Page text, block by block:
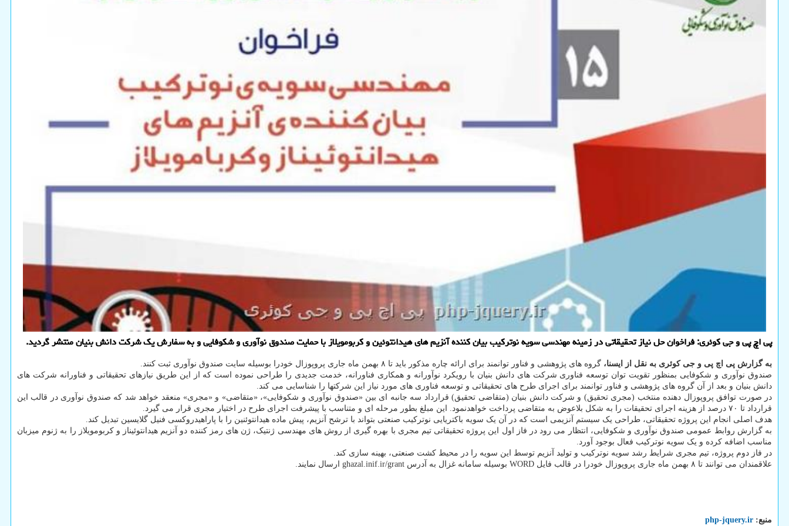
پی اچ پی و جی کوئری: فراخوان حل نیاز تحقیقاتی در زمینه مهندسی سویه نوترکیب بیان کننده آنزیم های هیدانتوئین و کربومویلاز با حمایت صندوق نوآوری و شکوفایی و به سفارش یک شرکت دانش بنیان منتشر گردید.
به گزارش پی اچ پی و جی کوئری به نقل از ایسنا، گروه های پژوهشی و فناور توانمند برای ارائه چاره مذکور باید تا ۸ بهمن ماه جاری پروپوزال خودرا بوسیله سایت صندوق نوآوری ثبت کنند.
صندوق نوآوری و شکوفایی بمنظور تقویت توان توسعه فناوری شرکت های دانش بنیان با رویکرد نوآورانه و همکاری فناورانه، خدمت جدیدی را طراحی نموده است که از این طریق نیازهای تحقیقاتی و فناورانه شرکت های
دانش بنیان و بعد از آن گروه های پژوهشی و فناور توانمند برای اجرای طرح های تحقیقاتی و توسعه فناوری های مورد نیاز این شرکتها را شناسایی می کند.
در صورت توافق پروپوزال دهنده منتخب (مجری تحقیق) و شرکت دانش بنیان (متقاضی تحقیق) قرارداد سه جانبه ای بین «صندوق نوآوری و شکوفایی»، «متقاضی» و «مجری» منعقد خواهد شد که صندوق نوآوری در قالب این
قرارداد تا ۷۰ درصد از هزینه اجرای تحقیقات را به شکل بلاعوض به متقاضی پرداخت خواهدنمود. این مبلغ بطور مرحله ای و متناسب با پیشرفت اجرای طرح در اختیار مجری قرار می گیرد.
هدف اصلی انجام این پروژه تحقیقاتی، طراحی یک سیستم آنزیمی است که در آن یک سویه باکتریایی نوترکیب صنعتی بتواند با ترشح آنزیم، پیش ماده هیدانتوئنین را با پاراهیدروکسی فنیل گلایسین تبدیل کند.
به گزارش روابط عمومی صندوق نوآوری و شکوفایی، انتظار می رود در فاز اول این پروژه تحقیقاتی تیم مجری با بهره گیری از روش های مهندسی ژنتیک، ژن های رمز کننده دو آنزیم هیدانتوئیناز و کربومویلاز را به ژنوم میزبان
مناسب اضافه کرده و یک سویه نوترکیب فعال بوجود آورد.
در فاز دوم پروژه، تیم مجری شرایط رشد سویه نوترکیب و تولید آنزیم توسط این سویه را در محیط کشت صنعتی، بهینه سازی کند.
علاقمندان می توانند تا ۸ بهمن ماه جاری پروپوزال خودرا در قالب فایل WORD بوسیله سامانه غزال به آدرس ghazal.inif.ir/grant ارسال نمایند.
منبع: php-jquery.ir